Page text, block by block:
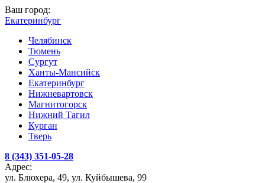
Ваш город:
Екатеринбург
Челябинск
Тюмень
Сургут
Ханты-Мансийск
Екатеринбург
Нижневартовск
Магнитогорск
Нижний Тагил
Курган
Тверь
8 (343) 351-05-28
Адрес:
ул. Блюхера, 49, ул. Куйбышева, 99